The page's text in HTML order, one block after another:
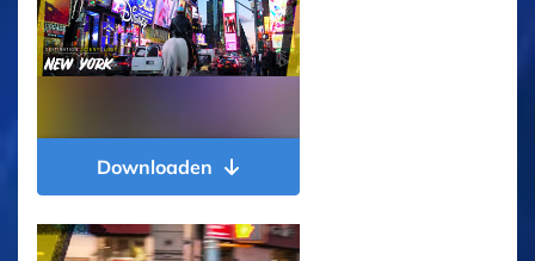
Downloaden